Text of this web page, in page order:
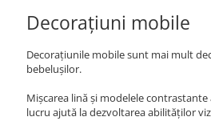
Decorațiuni mobile
Decorațiunile mobile sunt mai mult
bebelușilor.
Mișcarea lină și modelele
lucru ajută la dezvoltarea abilităților